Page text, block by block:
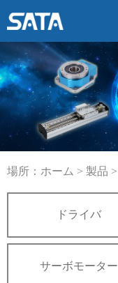
場所： ホーム > 製品 >
ドライバ
サーボモーター